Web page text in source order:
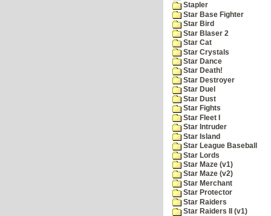
Stapler
Star Base Fighter
Star Bird
Star Blaser 2
Star Cat
Star Crystals
Star Dance
Star Death!
Star Destroyer
Star Duel
Star Dust
Star Fights
Star Fleet I
Star Intruder
Star Island
Star League Baseball
Star Lords
Star Maze (v1)
Star Maze (v2)
Star Merchant
Star Protector
Star Raiders
Star Raiders II (v1)